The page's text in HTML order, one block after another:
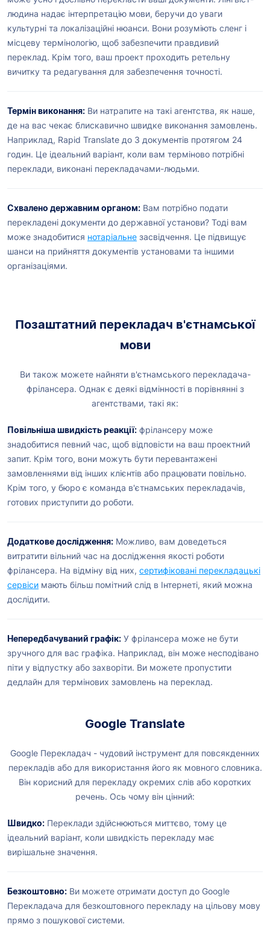
людина надає інтерпретацію мови, беручи до уваги
культурні та локалізаційні нюанси. Вони розуміють сленг і
місцеву термінологію, щоб забезпечити правдивий
переклад. Крім того, ваш проект проходить ретельну
вичитку та редагування для забезпечення точності.
Термін виконання: Ви натрапите на такі агентства, як наше,
де на вас чекає блискавично швидке виконання замовлень.
Наприклад, Rapid Translate до 3 документів протягом 24
годин. Це ідеальний варіант, коли вам терміново потрібні
переклади, виконані перекладачами-людьми.
Схвалено державним органом: Вам потрібно подати
перекладені документи до державної установи? Тоді вам
може знадобитися нотаріальне засвідчення. Це підвищує
шанси на прийняття документів установами та іншими
організаціями.
Позаштатний перекладач в'єтнамської
мови
Ви також можете найняти в'єтнамського перекладача-
фрілансера. Однак є деякі відмінності в порівнянні з
агентствами, такі як:
Повільніша швидкість реакції: фрілансеру може
знадобитися певний час, щоб відповісти на ваш проектний
запит. Крім того, вони можуть бути перевантажені
замовленнями від інших клієнтів або працювати повільно.
Крім того, у бюро є команда в'єтнамських перекладачів,
готових приступити до роботи.
Додаткове дослідження: Можливо, вам доведеться
витратити вільний час на дослідження якості роботи
фрілансера. На відміну від них, сертифіковані перекладацькі
сервіси мають більш помітний слід в Інтернеті, який можна
дослідити.
Непередбачуваний графік: У фрілансера може не бути
зручного для вас графіка. Наприклад, він може несподівано
піти у відпустку або захворіти. Ви можете пропустити
дедлайн для термінових замовлень на переклад.
Google Translate
Google Перекладач - чудовий інструмент для повсякденних
перекладів або для використання його як мовного словника.
Він корисний для перекладу окремих слів або коротких
речень. Ось чому він цінний:
Швидко: Переклади здійснюються миттєво, тому це
ідеальний варіант, коли швидкість перекладу має
вирішальне значення.
Безкоштовно: Ви можете отримати доступ до Google
Перекладача для безкоштовного перекладу на цільову мову
прямо з пошукової системи.